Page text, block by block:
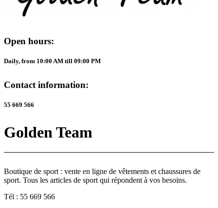
Open hours:
Daily, from 10:00 AM till 09:00 PM
Contact information:
55 669 566
Golden Team
Boutique de sport : vente en ligne de vêtements et chaussures de
sport. Tous les articles de sport qui répondent à vos besoins.
Tél : 55 669 566